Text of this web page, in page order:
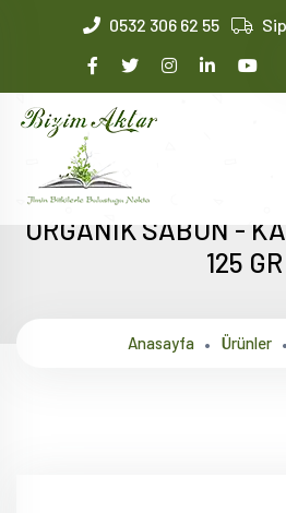
0532 306 62 55
ORGANİK SABUN -
125 GR
Anasayfa Ürünler